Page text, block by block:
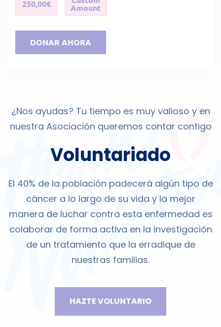
250,00€ Amount
DONAR AHORA
¿Nos ayudas? Tu tiempo es muy valioso y en
nuestra Asociación queremos contar contigo
Voluntariado
El 40% de la población padecerá algún tipo de
cáncer a lo largo de su vida y la mejor
manera de luchar contra esta enfermedad es
colaborar de forma activa en la investigación
de un tratamiento que la erradique de
nuestras familias.
HAZTE VOLUNTARIO